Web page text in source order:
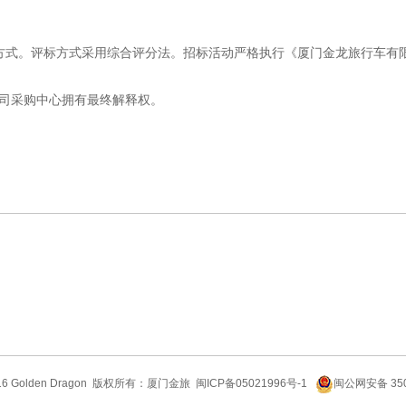
。评标方式采用综合评分法。招标活动严格执行《厦门金龙旅行车
采购中心拥有最终解释权。
Golden Dragon 版权所有：厦门金旅 闽ICP备05021996号-1 闽公网安备